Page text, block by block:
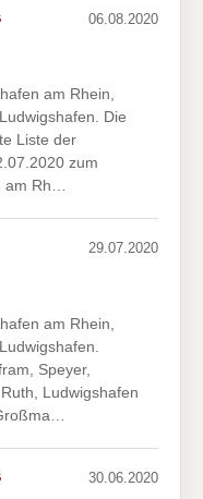
06.08.2020
am Rhein,
Die
Liste der
zum
am Rh…
29.07.2020
am Rhein,
Speyer,
Ludwigshafen
30.06.2020